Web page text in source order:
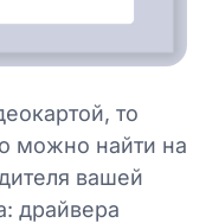
то
можно найти на
вашей
драйвера